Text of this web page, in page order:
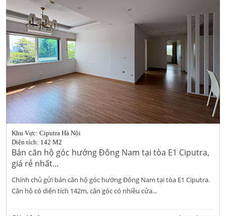
Khu Vực: Ciputra Hà Nội
Diện tích: 142 M2
Bán căn hộ góc hướng Đông Nam tại tòa E1 Ciputra,
giá rẻ nhất...
Chính chủ gửi bán căn hộ góc hướng Đông Nam tại tòa E1 Ciputra.
Căn hộ có diện tích 142m, căn góc có nhiều cửa...